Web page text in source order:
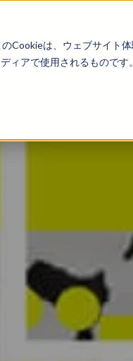
Cookieは、ウェブサイト
ィアで使用されるもので
Service